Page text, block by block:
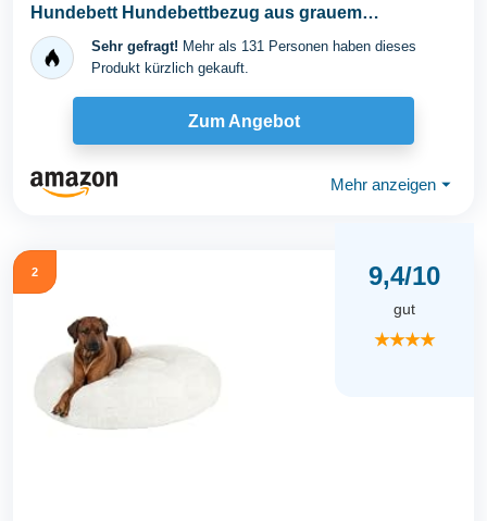
Hundebett Hundebettbezug aus grauem
Kuschelplüsch Bezüge...
Sehr gefragt! Mehr als 131 Personen haben dieses
Produkt kürzlich gekauft.
Zum Angebot
Mehr anzeigen ⏷
2 9,4/10
gut
★★★★